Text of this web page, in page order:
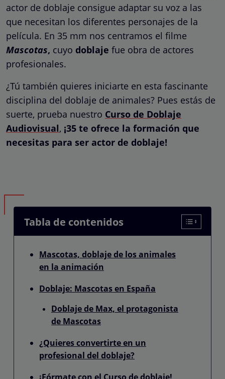
actor de doblaje consigue adaptar su voz a las
que necesitan los diferentes personajes de la
película. En 35 mm nos centramos el filme
Mascotas, cuyo doblaje fue obra de actores
profesionales.
¿Tú también quieres iniciarte en esta fascinante
disciplina del doblaje de animales? Pues estás de
suerte, prueba nuestro Curso de Doblaje
Audiovisual, ¡35 te ofrece la formación que
necesitas para ser actor de doblaje!
Tabla de contenidos
Mascotas, doblaje de los animales
en la animación
Doblaje: Mascotas en España
Doblaje de Max, el protagonista
de Mascotas
¿Quieres convertirte en un
profesional del doblaje?